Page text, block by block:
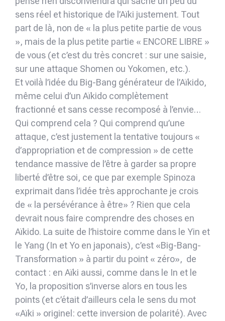
sens réel et historique de l’Aïki justement. Tout
part de là, non de « la plus petite partie de vous
», mais de la plus petite partie « ENCORE LIBRE »
de vous (et c’est du très concret : sur une saisie,
sur une attaque Shomen ou Yokomen, etc.).
Et voilà l’idée du Big-Bang générateur de l’Aïkido,
même celui d’un Aïkido complètement
fractionné et sans cesse recomposé à l’envie…
Qui comprend cela ? Qui comprend qu’une
attaque, c’est justement la tentative toujours «
d’appropriation et de compression » de cette
tendance massive de l’être à garder sa propre
liberté d’être soi, ce que par exemple Spinoza
exprimait dans l’idée très approchante je crois
de « la persévérance à être» ? Rien que cela
devrait nous faire comprendre des choses en
Aïkido. La suite de l’histoire comme dans le Yin et
le Yang (In et Yo en japonais), c’est «Big-Bang-
Transformation » à partir du point « zéro», de
contact : en Aïki aussi, comme dans le In et le
Yo, la proposition s’inverse alors en tous les
points (et c’était d’ailleurs cela le sens du mot
«Aïki » originel: cette inversion de polarité). Avec